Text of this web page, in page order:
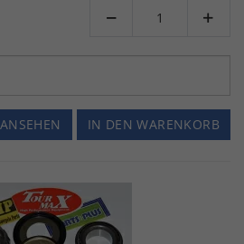
 
IN DEN WARENKORB
ANSEHEN